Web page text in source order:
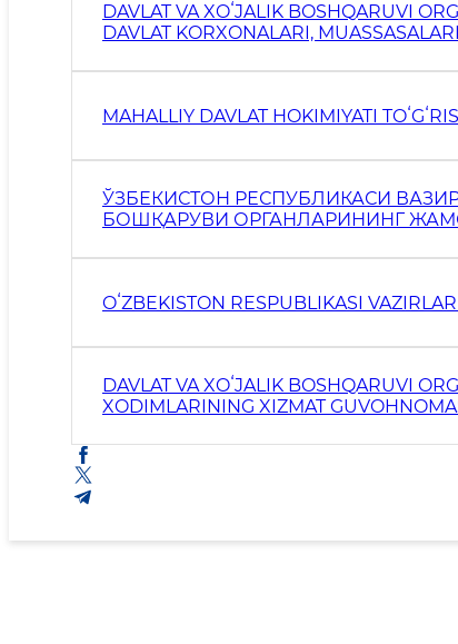
DAVLAT VA XOʻJALIK BOSHQARUVI
DAVLAT KORXONALARI,
ЎЗБЕКИСТОН РЕСПУБЛИКАСИ ВАЗИРЛАР
БОШҚАРУВИ ОРГАНЛАРИНИНГ
OʻZBEKISTON RESPUBLIKASI
DAVLAT VA XOʻJALIK BOSHQARUVI
XODIMLARINING XIZMAT